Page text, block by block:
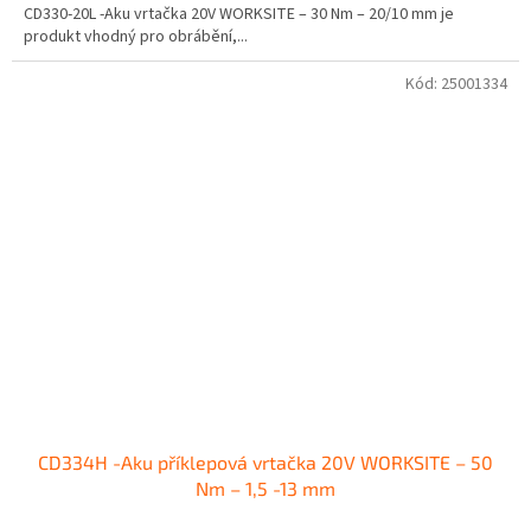
CD330-20L -Aku vrtačka 20V WORKSITE – 30 Nm – 20/10 mm je
produkt vhodný pro obrábění,...
CD334H -Aku příklepová vrtačka 20V WORKSITE – 50
Nm – 1,5 -13 mm
Kód: 25001334